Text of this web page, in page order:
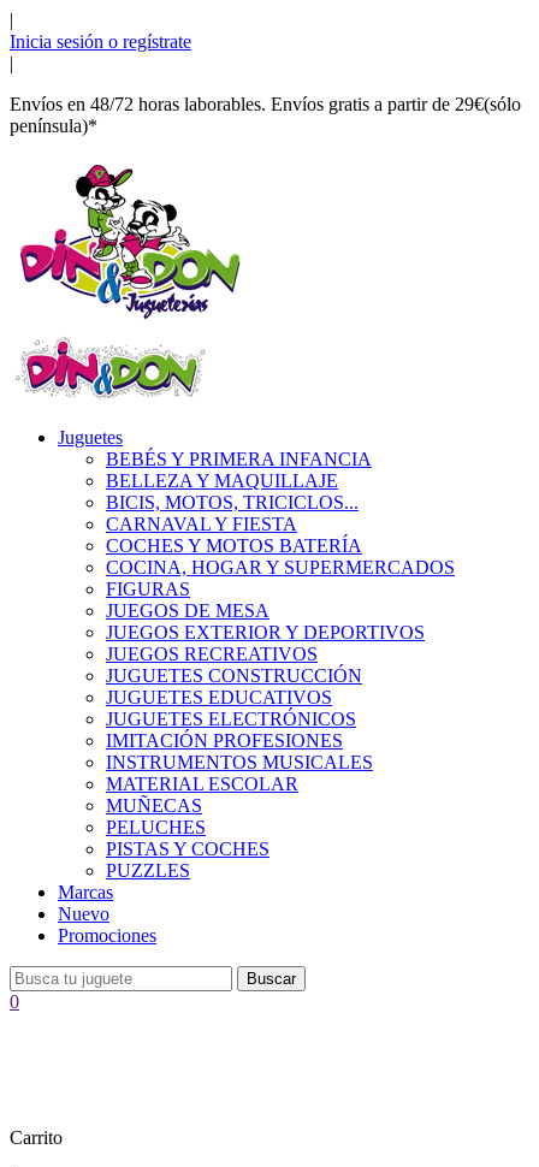
|
Inicia sesión o regístrate
|
Envíos en 48/72 horas laborables. Envíos gratis a partir de 29€(sólo
península)*
Juguetes
BEBÉS Y PRIMERA INFANCIA
BELLEZA Y MAQUILLAJE
BICIS, MOTOS, TRICICLOS...
CARNAVAL Y FIESTA
COCHES Y MOTOS BATERÍA
COCINA, HOGAR Y SUPERMERCADOS
FIGURAS
JUEGOS DE MESA
JUEGOS EXTERIOR Y DEPORTIVOS
JUEGOS RECREATIVOS
JUGUETES CONSTRUCCIÓN
JUGUETES EDUCATIVOS
JUGUETES ELECTRÓNICOS
IMITACIÓN PROFESIONES
INSTRUMENTOS MUSICALES
MATERIAL ESCOLAR
MUÑECAS
PELUCHES
PISTAS Y COCHES
PUZZLES
Marcas
Nuevo
Promociones
Buscar
0
Carrito